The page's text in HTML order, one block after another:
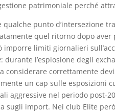
patrimoniale perché
punto d’intersezione
quel ritorno dopo
imporre limiti giornalieri
: durante l’esplosione degli
considerare correttamente
un cap sulle esposizioni
aggressive nel periodo
sugli import​. Nei club Elite